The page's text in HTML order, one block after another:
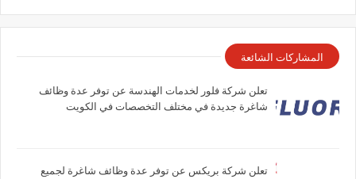
المشاركات الشائعة
تعلن شركة فلور لخدمات الهندسة عن توفر عدة وظائف
شاغرة جديدة في مختلف التخصصات في الكويت
تعلن شركة بريكس عن توفر عدة وظائف شاغرة لجميع